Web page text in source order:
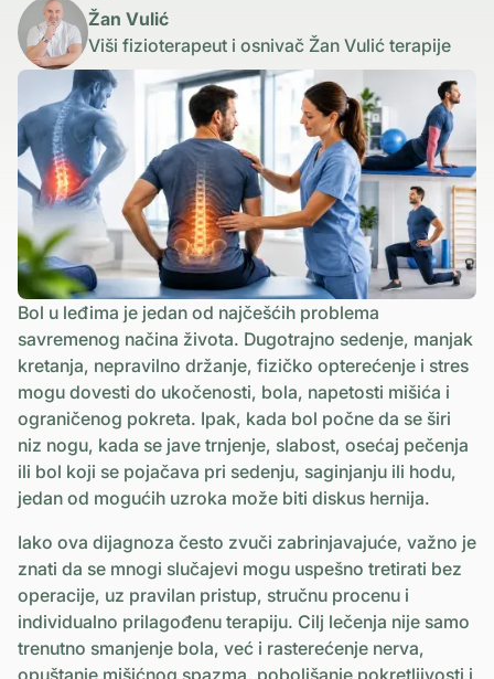
Žan Vulić
Viši fizioterapeut i osnivač Žan Vulić terapije
Bol u leđima je jedan od najčešćih problema
savremenog načina života. Dugotrajno sedenje, manjak
kretanja, nepravilno držanje, fizičko opterećenje i stres
mogu dovesti do ukočenosti, bola, napetosti mišića i
ograničenog pokreta. Ipak, kada bol počne da se širi
niz nogu, kada se jave trnjenje, slabost, osećaj pečenja
ili bol koji se pojačava pri sedenju, saginjanju ili hodu,
jedan od mogućih uzroka može biti diskus hernija.
Iako ova dijagnoza često zvuči zabrinjavajuće, važno je
znati da se mnogi slučajevi mogu uspešno tretirati bez
operacije, uz pravilan pristup, stručnu procenu i
individualno prilagođenu terapiju. Cilj lečenja nije samo
trenutno smanjenje bola, već i rasterećenje nerva,
opuštanje mišićnog spazma, poboljšanje pokretljivosti i